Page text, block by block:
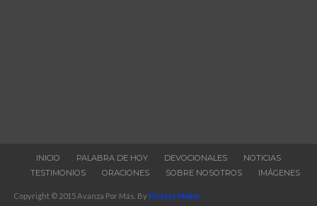
INICIO PALABRA DE HOY DEVOCIONALES
NOTICIAS
TESTIMONIOS
ORACIONES SOBRE NOSOTROS IMÁGENES
Copyright © 2015 Avanza Por Más. ByHistory Maker